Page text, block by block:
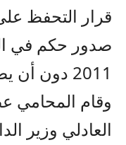
قرار التحفظ
2011 دون أن يصبح حكمًا نهائيا باتا.
وقام المحامي
العادلي وزير